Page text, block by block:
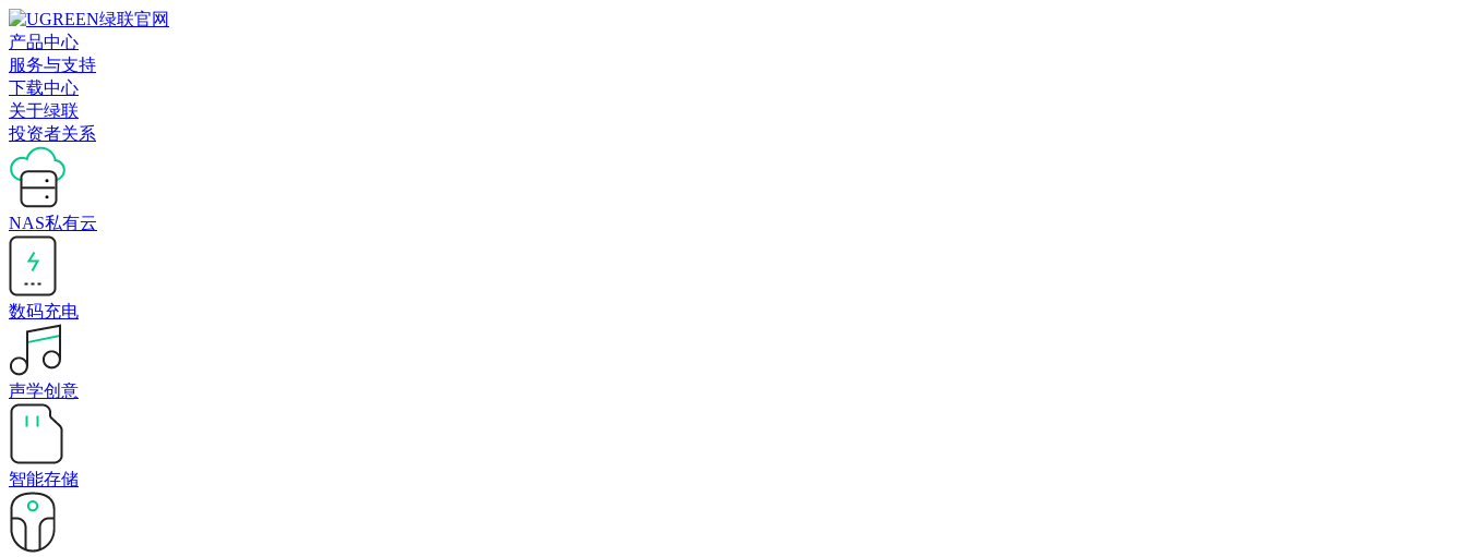
产品中心
服务与支持
下载中心
关于绿联
投资者关系
NAS私有云
数码充电
声学创意
智能存储